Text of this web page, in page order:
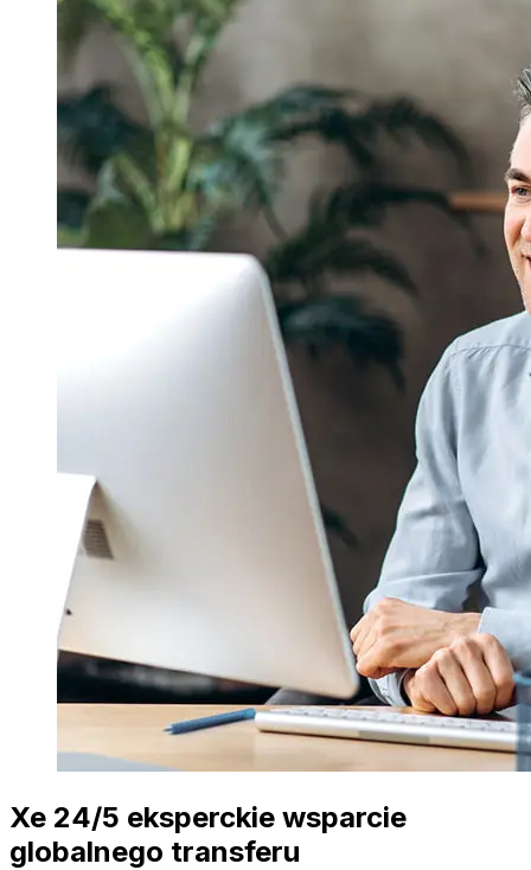
Xe 24/5 eksperckie wsparcie
globalnego transferu